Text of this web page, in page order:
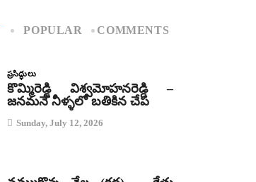
POPULAR COMMENTS
ప్రసిద్ధులు
కొమ్మిరెడ్డి విశ్వమోహనరెడ్డి –
జనమనే నీళ్ళలో బతికిన చేప
Sunday, July 12, 2026